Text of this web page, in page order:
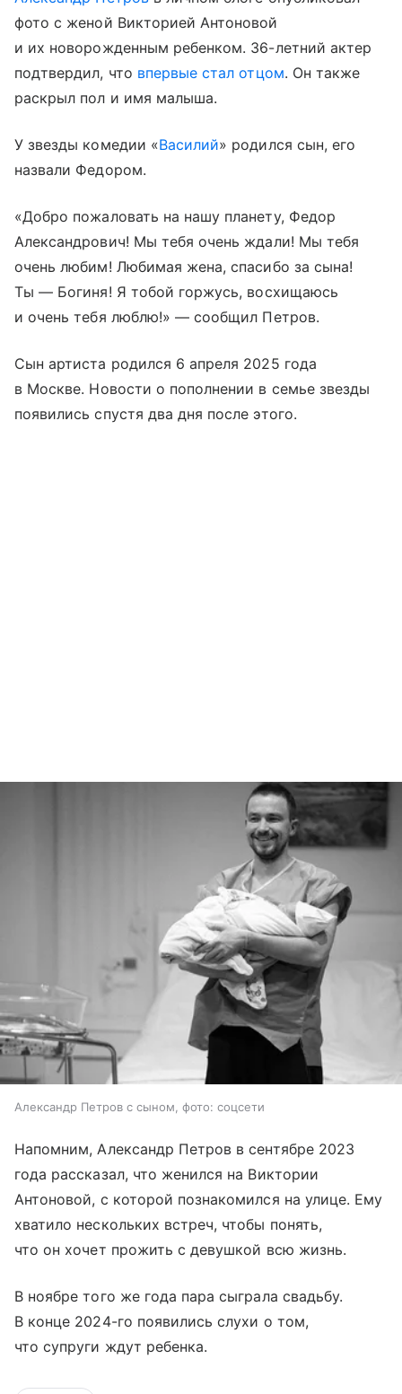
фото с женой Викторией Антоновой
и их новорожденным ребенком. 36-летний актер
подтвердил, что впервые стал отцом. Он также
раскрыл пол и имя малыша.
У звезды комедии «Василий» родился сын, его
назвали Федором.
«Добро пожаловать на нашу планету, Федор
Александрович! Мы тебя очень ждали! Мы тебя
очень любим! Любимая жена, спасибо за сына!
Ты — Богиня! Я тобой горжусь, восхищаюсь
и очень тебя люблю!» — сообщил Петров.
Сын артиста родился 6 апреля 2025 года
в Москве. Новости о пополнении в семье звезды
появились спустя два дня после этого.
Александр Петров с сыном, фото: соцсети
Напомним, Александр Петров в сентябре 2023
года рассказал, что женился на Виктории
Антоновой, с которой познакомился на улице. Ему
хватило нескольких встреч, чтобы понять,
что он хочет прожить с девушкой всю жизнь.
В ноябре того же года пара сыграла свадьбу.
В конце 2024-го появились слухи о том,
что супруги ждут ребенка.